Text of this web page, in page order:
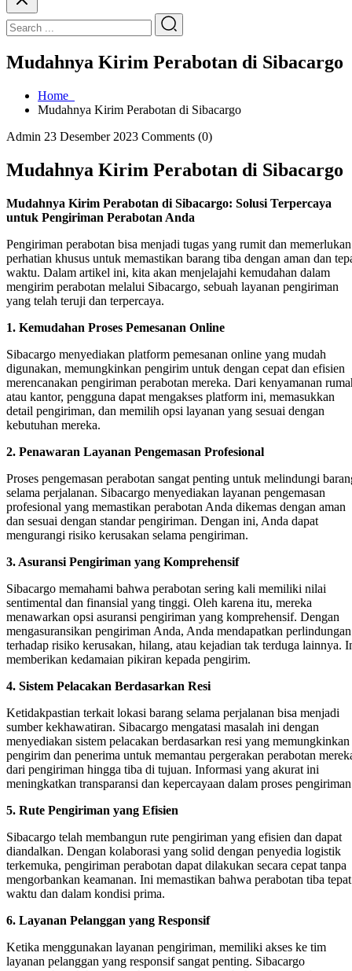
Mudahnya Kirim Perabotan di Sibacargo
Home
Mudahnya Kirim Perabotan di Sibacargo
Admin 23 Desember 2023 Comments (0)
Mudahnya Kirim Perabotan di Sibacargo
Mudahnya Kirim Perabotan di Sibacargo: Solusi Terpercaya
untuk Pengiriman Perabotan Anda
Pengiriman perabotan bisa menjadi tugas yang rumit dan memerlukan
perhatian khusus untuk memastikan barang tiba dengan aman dan
waktu. Dalam artikel ini, kita akan menjelajahi kemudahan dalam
mengirim perabotan melalui Sibacargo, sebuah layanan pengiriman
yang telah teruji dan terpercaya.
1. Kemudahan Proses Pemesanan Online
Sibacargo menyediakan platform pemesanan online yang mudah
digunakan, memungkinkan pengirim untuk dengan cepat dan efisien
merencanakan pengiriman perabotan mereka. Dari kenyamanan
atau kantor, pengguna dapat mengakses platform ini, memasukkan
detail pengiriman, dan memilih opsi layanan yang sesuai dengan
kebutuhan mereka.
2. Penawaran Layanan Pengemasan Profesional
Proses pengemasan perabotan sangat penting untuk melindungi
selama perjalanan. Sibacargo menyediakan layanan pengemasan
profesional yang memastikan perabotan Anda dikemas dengan aman
dan sesuai dengan standar pengiriman. Dengan ini, Anda dapat
mengurangi risiko kerusakan selama pengiriman.
3. Asuransi Pengiriman yang Komprehensif
Sibacargo memahami bahwa perabotan sering kali memiliki nilai
sentimental dan finansial yang tinggi. Oleh karena itu, mereka
menawarkan opsi asuransi pengiriman yang komprehensif. Dengan
mengasuransikan pengiriman Anda, Anda mendapatkan perlindungan
terhadap risiko kerusakan, hilang, atau kejadian tak terduga lainnya.
memberikan kedamaian pikiran kepada pengirim.
4. Sistem Pelacakan Berdasarkan Resi
Ketidakpastian terkait lokasi barang selama perjalanan bisa menjadi
sumber kekhawatiran. Sibacargo mengatasi masalah ini dengan
menyediakan sistem pelacakan berdasarkan resi yang memungkinkan
pengirim dan penerima untuk memantau pergerakan perabotan
dari pengiriman hingga tiba di tujuan. Informasi yang akurat ini
meningkatkan transparansi dan kepercayaan dalam proses
5. Rute Pengiriman yang Efisien
Sibacargo telah membangun rute pengiriman yang efisien dan dapat
diandalkan. Dengan kolaborasi yang solid dengan penyedia logistik
terkemuka, pengiriman perabotan dapat dilakukan secara cepat tanpa
mengorbankan keamanan. Ini memastikan bahwa perabotan tiba tepat
waktu dan dalam kondisi prima.
6. Layanan Pelanggan yang Responsif
Ketika menggunakan layanan pengiriman, memiliki akses ke tim
layanan pelanggan yang responsif sangat penting. Sibacargo